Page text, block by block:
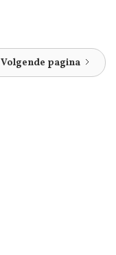
Volgende pagina